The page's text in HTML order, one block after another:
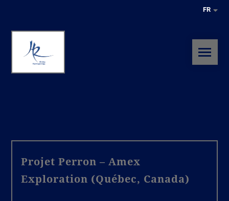
FR
Projet Perron – Amex
Exploration (Québec, Canada)